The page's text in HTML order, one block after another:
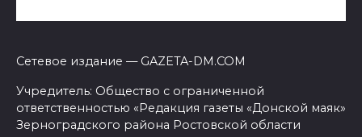
Сетевое издание — GAZETA-DM.COM
Учредитель: Общество с ограниченной
ответственностью «Редакция газеты «Донской маяк»
Зерноградского района Ростовской области